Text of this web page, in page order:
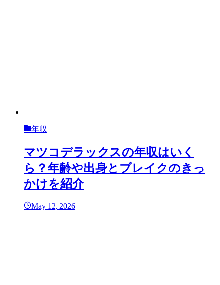
年収
マツコデラックスの年収はいく
ら？年齢や出身とブレイクのきっ
かけを紹介
May 12, 2026